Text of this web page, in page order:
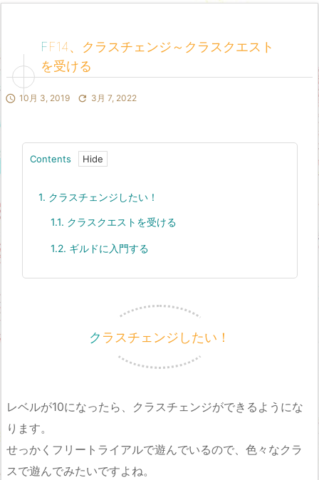
FF14、クラスチェンジ～クラスクエスト
を受ける
 10月 3, 2019  3月 7, 2022
Contents
1. クラスチェンジしたい！
1.1. クラスクエストを受ける
1.2. ギルドに入門する
クラスチェンジしたい！
レベルが10になったら、クラスチェンジができるようにな
ります。
せっかくフリートライアルで遊んでいるので、色々なクラ
スで遊んでみたいですよね。